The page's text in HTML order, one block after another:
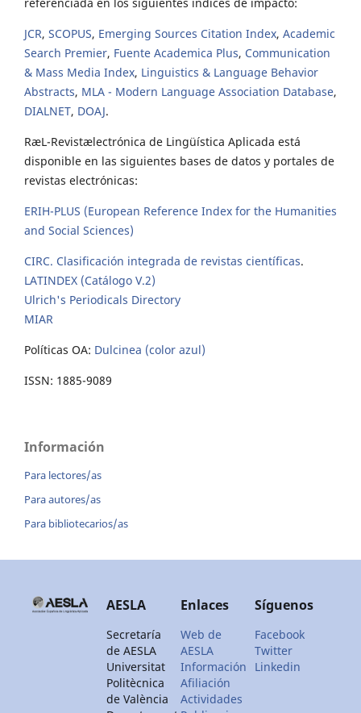
JCR, SCOPUS, Emerging Sources Citation Index, Academic
Search Premier, Fuente Academica Plus, Communication
& Mass Media Index, Linguistics & Language Behavior
Abstracts, MLA - Modern Language Association Database,
DIALNET, DOAJ.
RæL-Revistælectrónica de Lingüística Aplicada está
disponible en las siguientes bases de datos y portales de
revistas electrónicas:
ERIH-PLUS (European Reference Index for the Humanities
and Social Sciences)
CIRC. Clasificación integrada de revistas científicas.
LATINDEX (Catálogo V.2)
Ulrich's Periodicals Directory
MIAR
Políticas OA: Dulcinea (color azul)
ISSN: 1885-9089
Información
Para lectores/as
Para autores/as
Para bibliotecarios/as
AESLA
Secretaría
de AESLA
Universitat
Politècnica
de València
Enlaces
Web de
AESLA
Información
Afiliación
Actividades
Síguenos
Facebook
Twitter
Linkedin